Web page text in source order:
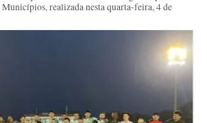
Municípios, realizada nesta quarta-feira, 4 de